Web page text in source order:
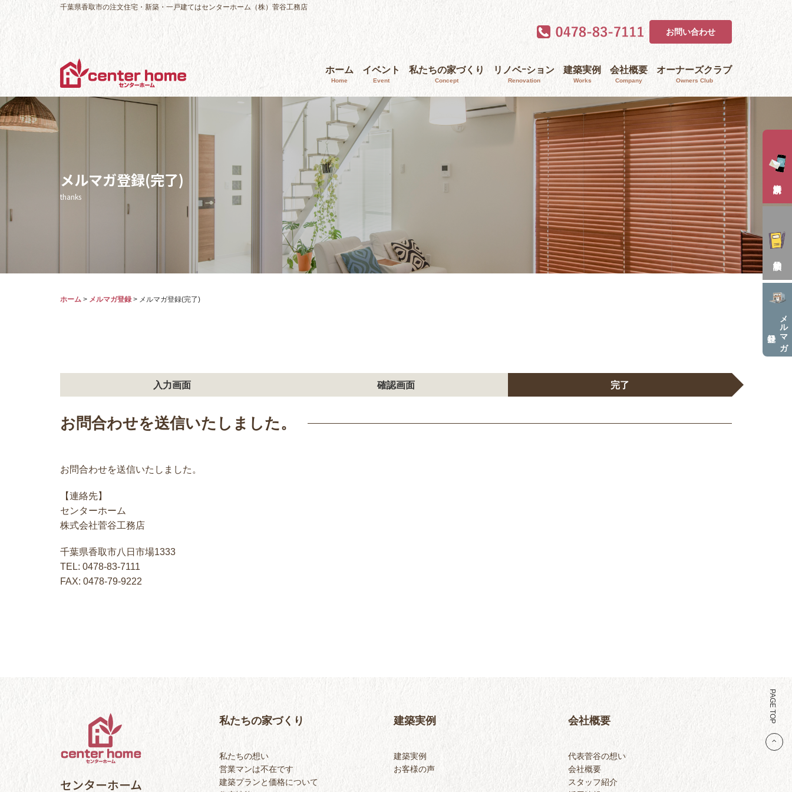
千葉県香取市の注文住宅・新築・一戸建てはセンターホーム（株）菅谷工務店
お問い合わせ
ホーム
Home
イベント
Event
私たちの家づくり
Concept
リノベｰション
Renovation
建築実例
Works
会社概要
Company
オーナーズクラブ
Owners Club
メルマガ
メルマガ登録(完了)
thanks
ホーム > メルマガ登録 > メルマガ登録(完了)
入力画面 確認画面 完了
お問合わせを送信いたしました。
お問合わせを送信いたしました。
【連絡先】
センターホーム
株式会社菅谷工務店
千葉県香取市八日市場1333
TEL: 0478-83-7111
FAX: 0478-79-9222
PAGE TOP
センターホーム
私たちの家づくり
私たちの想い
営業マンは不在です
建築プランと価格について
建築実例
建築実例
お客様の声
会社概要
代表菅谷の想い
会社概要
スタッフ紹介